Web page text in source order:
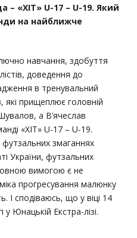
«ХІТ» U-17 – U-19. Який
на найближче
навчання, здобуття
доведення до
в тренувальний
які прищеплює головній
а В’ячеслав
«ХІТ» U-17 – U-19.
футзальних змаганнях
України, футзальних
вимогою є не
прогресування малюнку
І сподіваюсь, що у віці 14
Юнацькій Екстра-лізі.